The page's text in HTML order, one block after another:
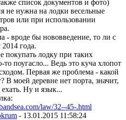
список документов и фото)
не нужна на лодки весельные
или при использовании
- вроде бы нововведение, то ли с
2014 года.
покупать лодку при таких
то поугасло... Ведь это куча хлопот
Первая же проблема - какой
В моей деревне нет порта, значит,
ехать. Ну и язык...
law/32--45-.html
- 13.01.2015 11:58:24